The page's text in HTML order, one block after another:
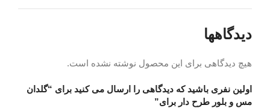
دیدگاهها
هیچ دیدگاهی برای این محصول نوشته نشده است.
اولین نفری باشید که دیدگاهی را ارسال می کنید برای “گلدان
مس و بلور طرح دار برای”